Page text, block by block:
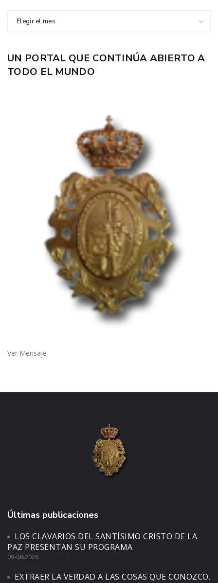
Elegir el mes
UN PORTAL QUE CONTINÚA ABIERTO A
TODO EL MUNDO
Ver Mensaje
Últimas publicaciones
LOS CLAVARIOS DEL SANTÍSIMO CRISTO DE LA
PAZ PRESENTAN SU PROGRAMA
09-08-2026
EXTRAER LA VERDAD A LAS COSAS QUE CONOZCO.